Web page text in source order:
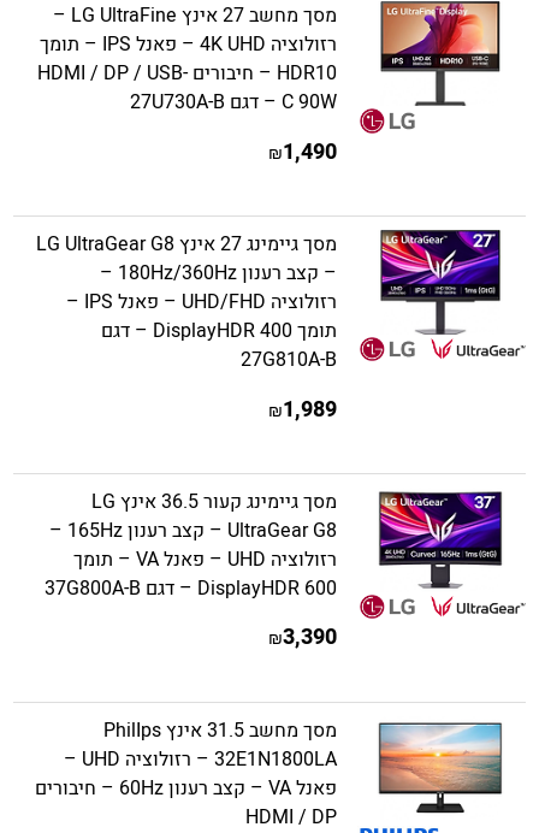
מסך מחשב 27 אינץ LG UltraFine –
רזולוציה 4K UHD – פאנל IPS – תומך
HDR10 – חיבורים HDMI / DP / USB-
C 90W – דגם 27U730A-B
1,490
₪
מסך גיימינג 27 אינץ LG UltraGear G8
– קצב רענון 180Hz/360Hz –
רזולוציה UHD/FHD – פאנל IPS –
תומך DisplayHDR 400 – דגם
27G810A-B
1,989
₪
מסך גיימינג קעור 36.5 אינץ LG
UltraGear G8 – קצב רענון 165Hz –
רזולוציה UHD – פאנל VA – תומך
DisplayHDR 600 – דגם 37G800A-B
3,390
₪
מסך מחשב 31.5 אינץ PhilIps
32E1N1800LA – רזולוציה UHD –
פאנל VA – קצב רענון 60Hz – חיבורים
HDMI / DP